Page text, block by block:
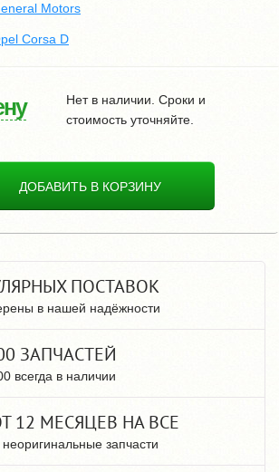
Motors
Corsa D
Нет в наличии. Сроки и
стоимость уточняйте.
ДОБАВИТЬ В КОРЗИНУ
ПОСТАВОК
в нашей надёжности
ЗАПЧАСТЕЙ
всегда в наличии
12 МЕСЯЦЕВ НА ВСЕ
запчасти